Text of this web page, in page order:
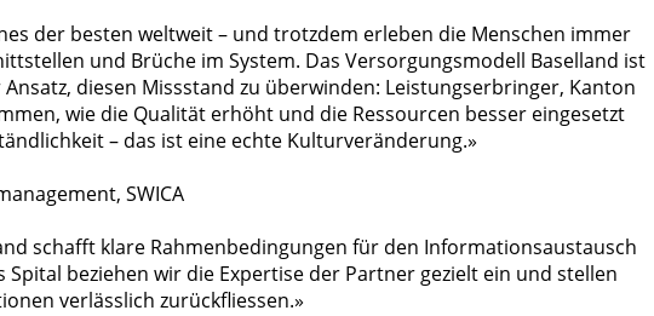
der besten weltweit – und trotzdem erleben die Menschen immer
und Brüche im System. Das Versorgungsmodell Baselland ist
diesen Missstand zu überwinden: Leistungserbringer, Kanton
wie die Qualität erhöht und die Ressourcen besser eingesetzt
– das ist eine echte Kulturveränderung.»
SWICA
schafft klare Rahmenbedingungen für den Informationsaustausch
beziehen wir die Expertise der Partner gezielt ein und stellen
verlässlich zurückfliessen.»